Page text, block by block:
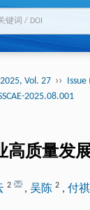
2025, Vol. 27 ›› Issue
2025.08.001
高质量发
2 , 吴陈 2, 付